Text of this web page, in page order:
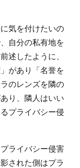
気を付けたいの
自分の私有地を
述したように、
があり「名誉を
のレンズを隣の
り、隣人はいい
プライバシー侵
ライバシー侵害
された側はプラ